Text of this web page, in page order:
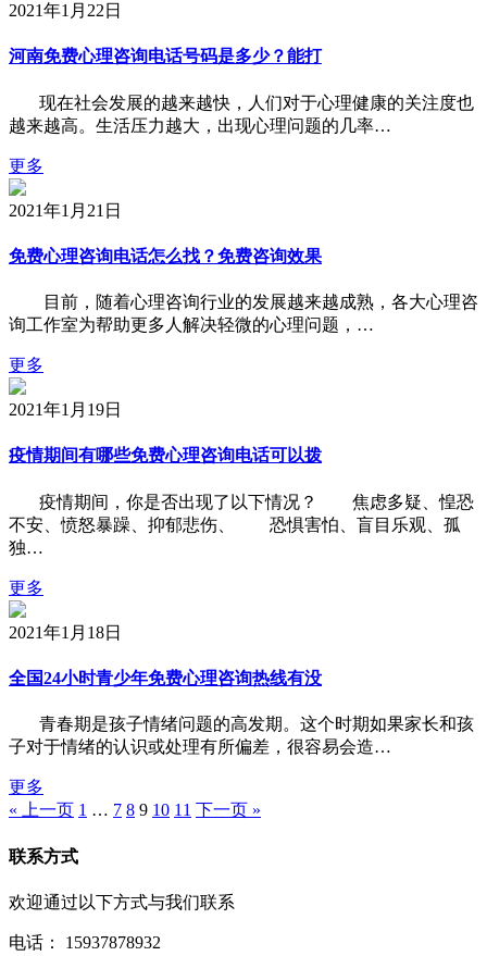
2021年1月22日
河南免费心理咨询电话号码是多少？能打
现在社会发展的越来越快，人们对于心理健康的关注度也
越来越高。生活压力越大，出现心理问题的几率…
更多
2021年1月21日
免费心理咨询电话怎么找？免费咨询效果
目前，随着心理咨询行业的发展越来越成熟，各大心理咨
询工作室为帮助更多人解决轻微的心理问题，…
更多
2021年1月19日
疫情期间有哪些免费心理咨询电话可以拨
疫情期间，你是否出现了以下情况？ 焦虑多疑、惶恐
不安、愤怒暴躁、抑郁悲伤、 恐惧害怕、盲目乐观、孤
独…
更多
2021年1月18日
全国24小时青少年免费心理咨询热线有没
青春期是孩子情绪问题的高发期。这个时期如果家长和孩
子对于情绪的认识或处理有所偏差，很容易会造…
更多
« 上一页 1 … 7 8 9 10 11 下一页 »
联系方式
欢迎通过以下方式与我们联系
电话： 15937878932